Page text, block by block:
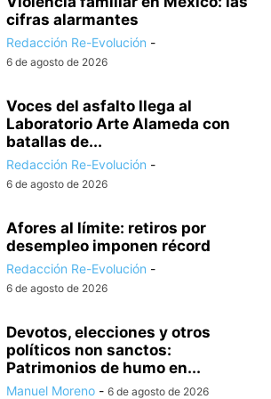
cifras alarmantes
Redacción Re-Evolución -
6 de agosto de 2026
Voces del asfalto llega al
Laboratorio Arte Alameda con
batallas de...
Redacción Re-Evolución -
6 de agosto de 2026
Afores al límite: retiros por
desempleo imponen récord
Redacción Re-Evolución -
6 de agosto de 2026
Devotos, elecciones y otros
políticos non sanctos:
Patrimonios de humo en...
Manuel Moreno - 6 de agosto de 2026